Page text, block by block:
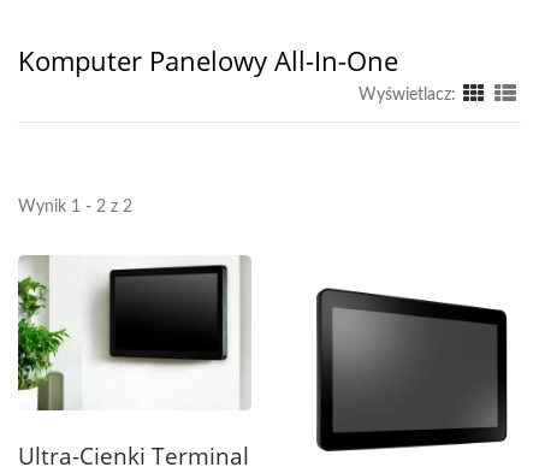
Komputer Panelowy All-In-One
Wyświetlacz:
Wynik 1 - 2 z 2
Ultra-Cienki Terminal